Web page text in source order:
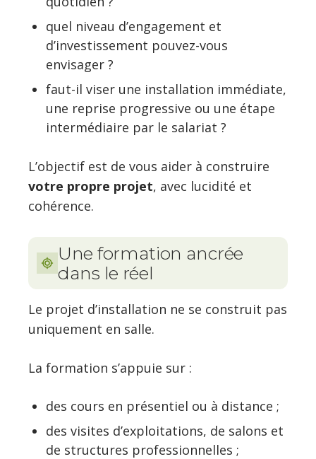
quel niveau d’engagement et
d’investissement pouvez-vous
envisager ?
faut-il viser une installation immédiate,
une reprise progressive ou une étape
intermédiaire par le salariat ?
L’objectif est de vous aider à construire
votre propre projet, avec lucidité et
cohérence.
Une formation ancrée
dans le réel
Le projet d’installation ne se construit pas
uniquement en salle.
La formation s’appuie sur :
des cours en présentiel ou à distance ;
des visites d’exploitations, de salons et
de structures professionnelles ;